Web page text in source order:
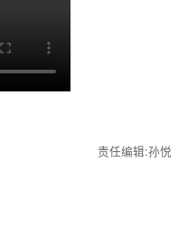
责任编辑:孙悦